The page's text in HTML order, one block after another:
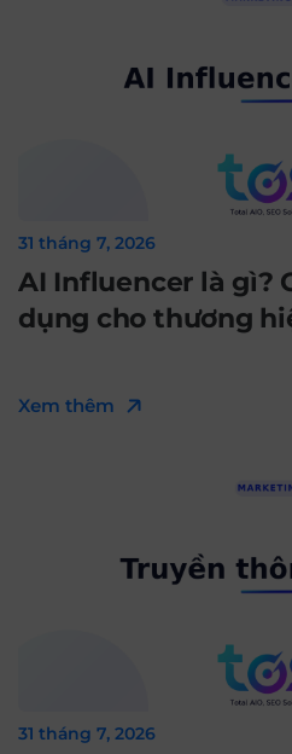
31 tháng 7, 2026
AI Influencer là gì?
dụng cho thương
Xem thêm
31 tháng 7, 2026